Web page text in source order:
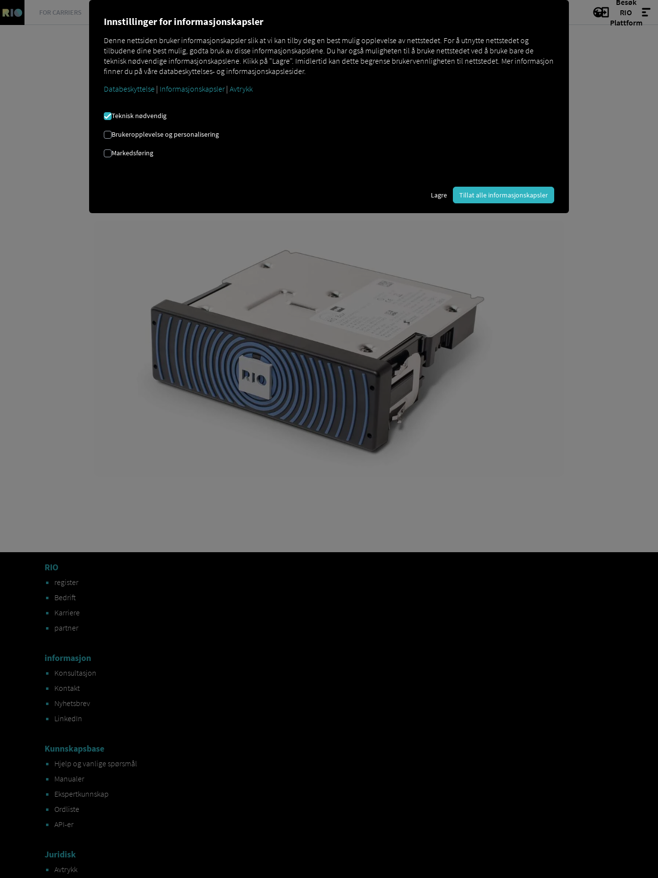
FOR CARRIERS
RIO
Plattform
TELEMATIKKMASKINVARE
RIO
register
Bedrift
Karriere
partner
informasjon
Konsultasjon
Kontakt
Nyhetsbrev
LinkedIn
Kunnskapsbase
Hjelp og vanlige spørsmål
Manualer
Ekspertkunnskap
Ordliste
API-er
Juridisk
Avtrykk
Innstillinger for informasjonskapsler
Denne nettsiden bruker informasjonskapsler slik at vi kan tilby deg en best mulig opplevelse av nettstedet. For å utnytte nettstedet og
tilbudene dine best mulig, godta bruk av disse informasjonskapslene. Du har også muligheten til å bruke nettstedet ved å bruke bare de
teknisk nødvendige informasjonskapslene. Klikk på "Lagre". Imidlertid kan dette begrense brukervennligheten til nettstedet. Mer informasjon
finner du på våre databeskyttelses- og informasjonskapslesider.
Databeskyttelse | Informasjonskapsler | Avtrykk
Teknisk nødvendig
Brukeropplevelse og personalisering
Markedsføring
Lagre Tillat alle informasjonskapsler